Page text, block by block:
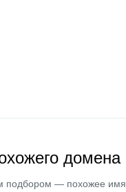
домена
подбором — похожее имя